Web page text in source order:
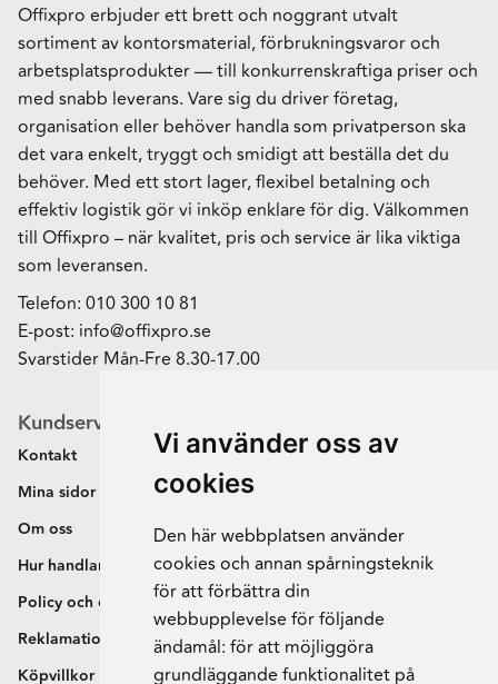
Vi använder oss av
cookies
Den här webbplatsen använder
cookies och annan spårningsteknik
för att förbättra din
webbupplevelse för följande
ändamål: för att möjliggöra
grundläggande funktionalitet på
Offixpro erbjuder ett brett och noggrant utvalt
sortiment av kontorsmaterial, förbrukningsvaror och
arbetsplatsprodukter — till konkurrenskraftiga priser och
med snabb leverans. Vare sig du driver företag,
organisation eller behöver handla som privatperson ska
det vara enkelt, tryggt och smidigt att beställa det du
behöver. Med ett stort lager, flexibel betalning och
effektiv logistik gör vi inköp enklare för dig. Välkommen
till Offixpro – när kvalitet, pris och service är lika viktiga
som leveransen.
Telefon: 010 300 10 81
E-post: info@offixpro.se
Svarstider Mån-Fre 8.30-17.00
Kundservice
Kontakt
Mina sidor
Om oss
Hur handlar jag?
Policy och cookies
Reklamation och retur
Köpvillkor